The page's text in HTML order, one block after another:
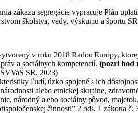
zákazu segregácie vypracuje Plán
školstva, vedy, výskumu a športu
v roku 2018 Radou Európy,
a sociálnych kompetencií. (pozri bod
SR, 2023)
ľudí, úzko spojené s ich
alebo etnickej skupine,
národný alebo sociálny pôvod,
činnosti” 2 ods. 1 zákona č.